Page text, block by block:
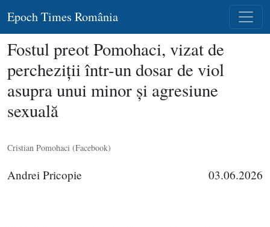
Epoch Times România
Fostul preot Pomohaci, vizat de
percheziţii într-un dosar de viol
asupra unui minor şi agresiune
sexuală
Cristian Pomohaci (Facebook)
Andrei Pricopie 03.06.2026